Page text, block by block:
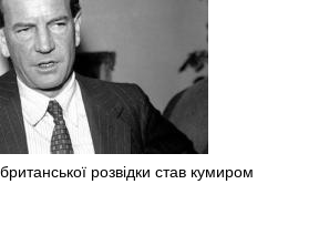
розвідки став кумиром